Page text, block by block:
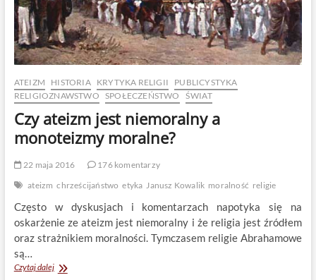
ATEIZM HISTORIA KRYTYKA RELIGII
PUBLICYSTYKA
RELIGIOZNAWSTWO SPOŁECZEŃSTWO ŚWIAT
Czy ateizm jest niemoralny a
monoteizmy moralne?
22 maja 2016
176 komentarzy
ateizm chrześcijaństwo etyka Janusz Kowalik moralność religie
Często w dyskusjach i komentarzach napotyka się na
oskarżenie ze ateizm jest niemoralny i że religia jest źródłem
oraz strażnikiem moralności. Tymczasem religie Abrahamowe
są…
Czytaj dalejCzy